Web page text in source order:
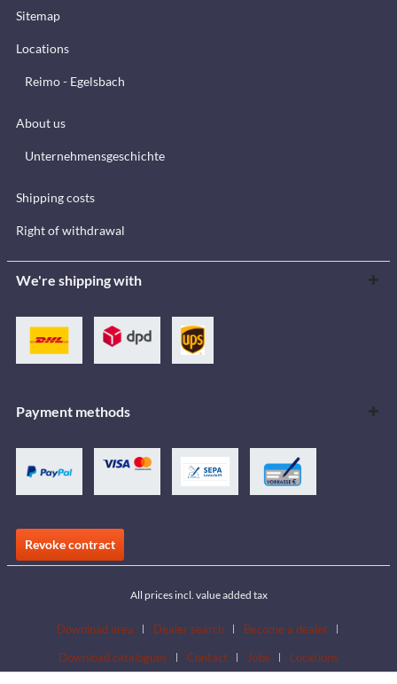
Sitemap
Locations
Reimo - Egelsbach
About us
Unternehmensgeschichte
Shipping costs
Right of withdrawal
We're shipping with
Payment methods
Revoke contract
All prices incl. value added tax
Download area Dealer search
Become a dealer
Download catalogues
Contact Jobs Locations